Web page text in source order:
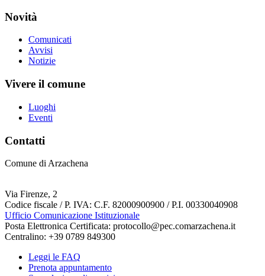
Novità
Comunicati
Avvisi
Notizie
Vivere il comune
Luoghi
Eventi
Contatti
Comune di Arzachena
Via Firenze, 2
Codice fiscale / P. IVA: C.F. 82000900900 / P.I. 00330040908
Ufficio Comunicazione Istituzionale
Posta Elettronica Certificata: protocollo@pec.comarzachena.it
Centralino: +39 0789 849300
Leggi le FAQ
Prenota appuntamento